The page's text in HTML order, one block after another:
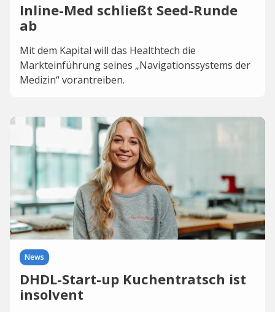
Inline-Med schließt Seed-Runde
ab
Mit dem Kapital will das Healthtech die
Markteinführung seines „Navigationssystems der
Medizin“ vorantreiben.
News
DHDL-Start-up Kuchentratsch ist
insolvent